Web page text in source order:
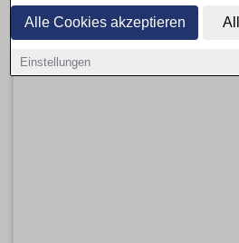
Alle Cookies akzeptieren
Einstellungen
passende Objekte in